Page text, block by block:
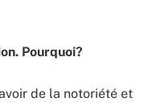
Pourquoi?
de la notoriété et